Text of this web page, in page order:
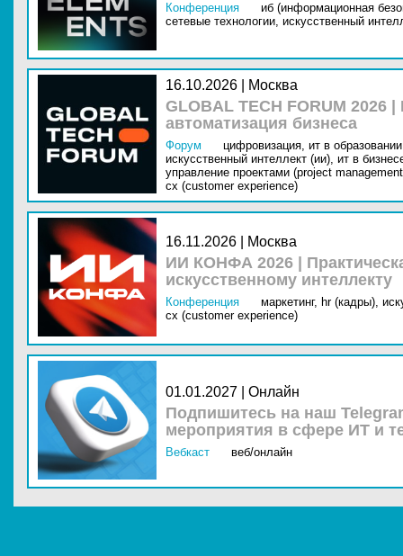
Конференция
иб (информационная
сетевые технологии, искусственный
16.10.2026 | Москва
GLOBAL TECH FORUM
автоматизация бизнеса
Форум цифровизация, ит в
искусственный интеллект (ии), ит в
управление проектами (project
cx (customer experience)
16.11.2026 | Москва
ИИ КОНФА 2026 |
искусственному интеллекту
Конференция маркетинг, hr (кадры),
cx (customer experience)
01.01.2027 | Онлайн
Подпишитесь на наш
мероприятия в сфере ИТ и
Вебкаст веб/онлайн